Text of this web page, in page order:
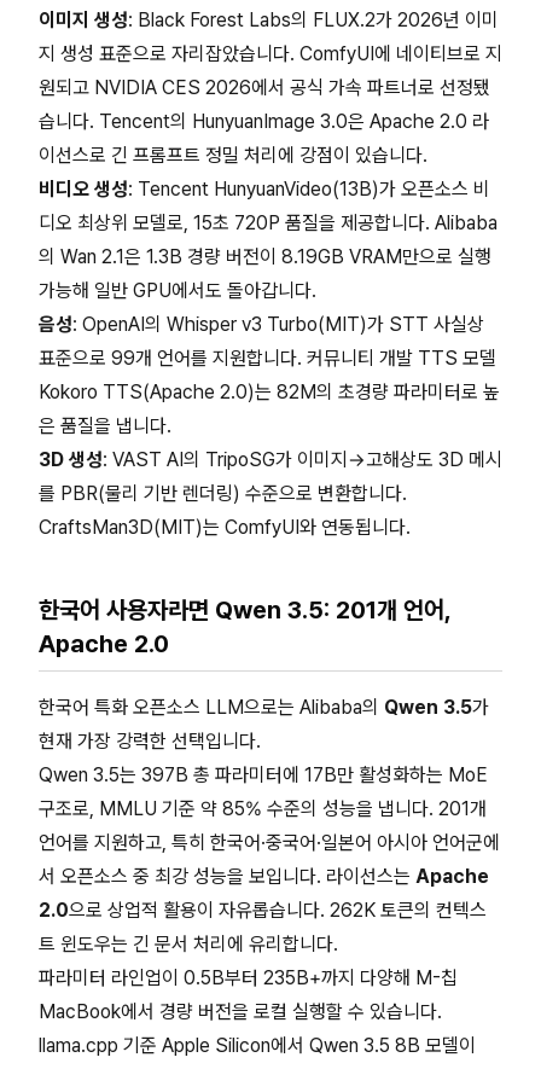
이미지 생성: Black Forest Labs의 FLUX.2가 2026년 이미
지 생성 표준으로 자리잡았습니다. ComfyUI에 네이티브로 지
원되고 NVIDIA CES 2026에서 공식 가속 파트너로 선정됐
습니다. Tencent의 HunyuanImage 3.0은 Apache 2.0 라
이선스로 긴 프롬프트 정밀 처리에 강점이 있습니다.
비디오 생성: Tencent HunyuanVideo(13B)가 오픈소스 비
디오 최상위 모델로, 15초 720P 품질을 제공합니다. Alibaba
의 Wan 2.1은 1.3B 경량 버전이 8.19GB VRAM만으로 실행
가능해 일반 GPU에서도 돌아갑니다.
음성: OpenAI의 Whisper v3 Turbo(MIT)가 STT 사실상
표준으로 99개 언어를 지원합니다. 커뮤니티 개발 TTS 모델
Kokoro TTS(Apache 2.0)는 82M의 초경량 파라미터로 높
은 품질을 냅니다.
3D 생성: VAST AI의 TripoSG가 이미지→고해상도 3D 메시
를 PBR(물리 기반 렌더링) 수준으로 변환합니다.
CraftsMan3D(MIT)는 ComfyUI와 연동됩니다.
한국어 사용자라면 Qwen 3.5: 201개 언어,
Apache 2.0
한국어 특화 오픈소스 LLM으로는 Alibaba의 Qwen 3.5가
현재 가장 강력한 선택입니다.
Qwen 3.5는 397B 총 파라미터에 17B만 활성화하는 MoE
구조로, MMLU 기준 약 85% 수준의 성능을 냅니다. 201개
언어를 지원하고, 특히 한국어·중국어·일본어 아시아 언어군에
서 오픈소스 중 최강 성능을 보입니다. 라이선스는 Apache
2.0으로 상업적 활용이 자유롭습니다. 262K 토큰의 컨텍스
트 윈도우는 긴 문서 처리에 유리합니다.
파라미터 라인업이 0.5B부터 235B+까지 다양해 M-칩
MacBook에서 경량 버전을 로컬 실행할 수 있습니다.
llama.cpp 기준 Apple Silicon에서 Qwen 3.5 8B 모델이